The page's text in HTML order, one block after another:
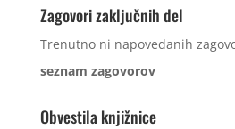
Zagovori zaključnih del
Trenutno ni napovedanih
seznam zagovorov
Obvestila knjižnice